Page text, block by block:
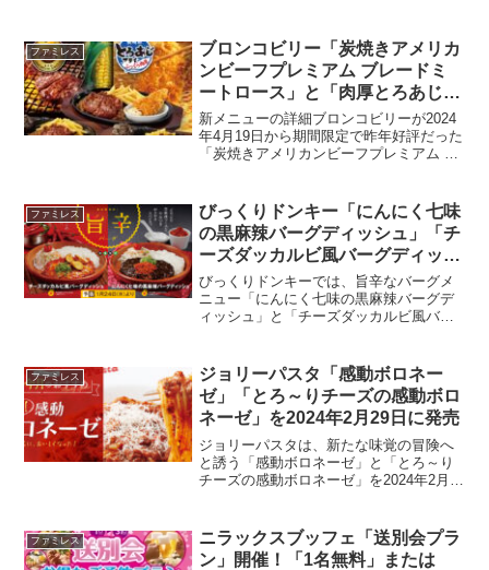
やソースを使用した料理まで、バリエー
ション豊かなライ...
ファミレス
ブロンコビリー「炭焼きアメリカ
ンビーフプレミアム ブレードミ
ートロース」と「肉厚とろあじフ
ライ」再発売中!2024年4月19日
から
新メニューの詳細ブロンコビリーが2024
年4月19日から期間限定で昨年好評だった
「炭焼きアメリカンビーフプレミアム ブ
ューは、高品質な食材を使用し、ユニー
クな組み合わせ...
ファミレス
びっくりドンキー「にんにく七味
の黒麻辣バーグディッシュ」「チ
ーズダッカルビ風バーグディッシ
ュ」発売！2024年1月24日から
びっくりドンキーでは、旨辛なバーグメ
ニュー「にんにく七味の黒麻辣バーグデ
ィッシュ」と「チーズダッカルビ風バー
24日から期間限定で販売します。にんに
く七味の黒麻辣バ...
ファミレス
ジョリーパスタ「感動ボロネー
ゼ」「とろ～りチーズの感動ボロ
ネーゼ」を2024年2月29日に発売
ジョリーパスタは、新たな味覚の冒険へ
と誘う「感動ボロネーゼ」と「とろ～り
チーズの感動ボロネーゼ」を2024年2月
ます。感動ボロネーゼ価格：1089円商品
の特長ジョリー...
ファミレス
ニラックスブッフェ「送別会プラ
ン」開催！「1名無料」または